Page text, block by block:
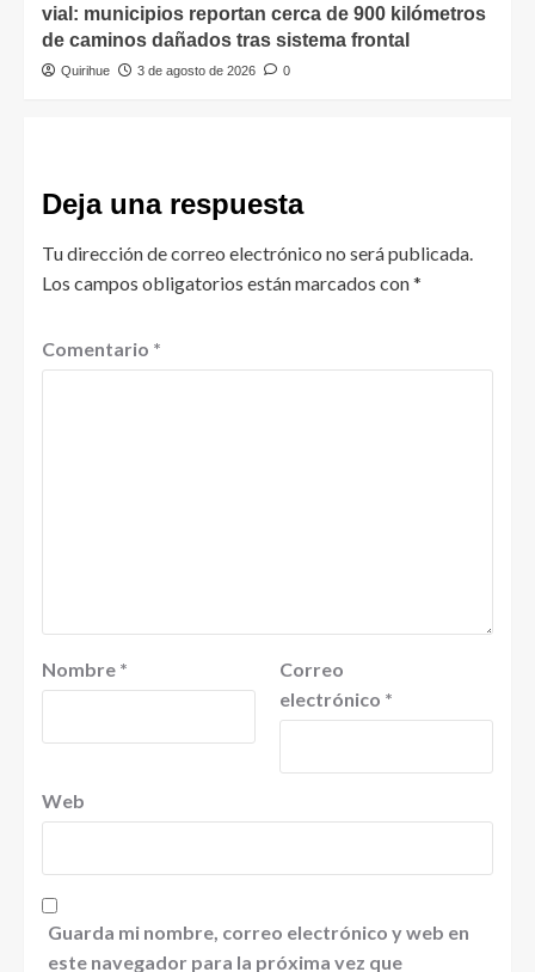
vial: municipios reportan cerca de 900 kilómetros
de caminos dañados tras sistema frontal
Quirihue 3 de agosto de 2026 0
Deja una respuesta
Tu dirección de correo electrónico no será publicada.
Los campos obligatorios están marcados con*
Comentario *
Nombre *
Correo
electrónico *
Web
Guarda mi nombre, correo electrónico y web en
este navegador para la próxima vez que